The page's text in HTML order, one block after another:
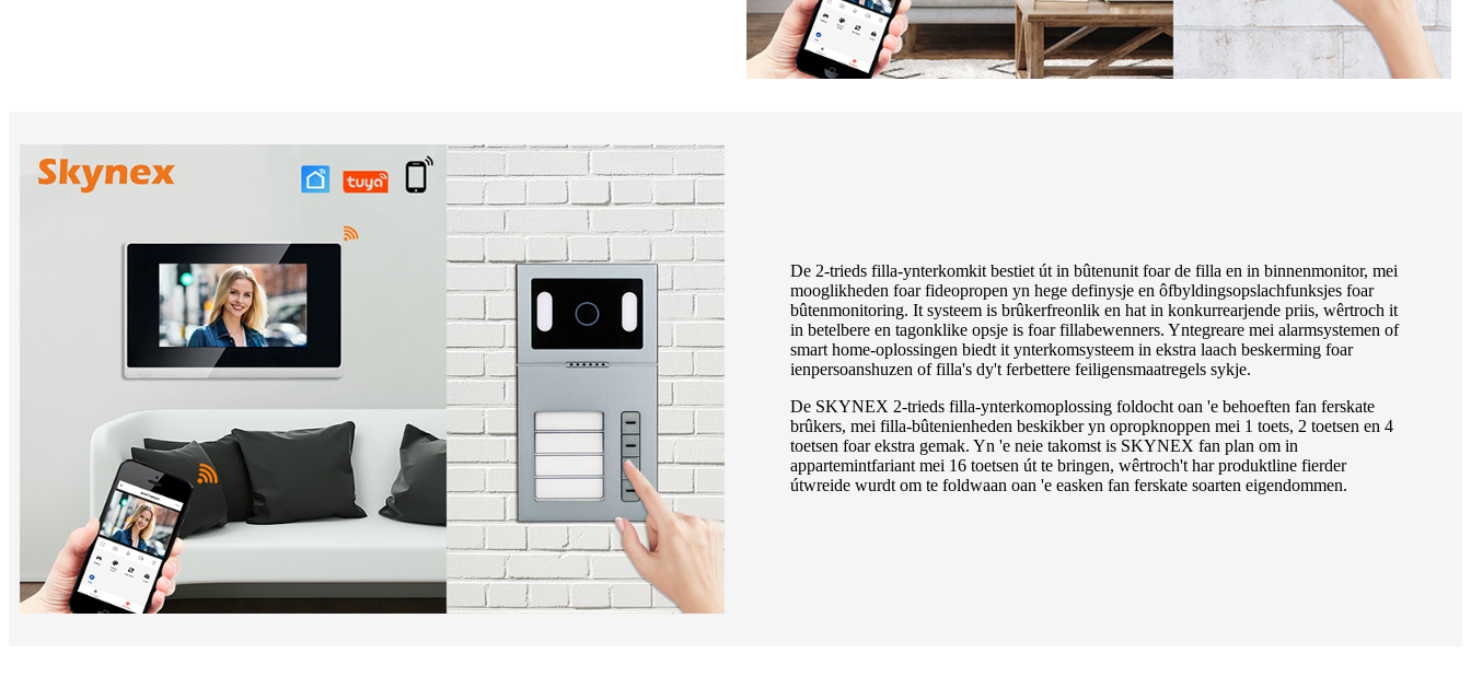
De 2-trieds filla-ynterkomkit bestiet út in bûtenunit foar de filla en in binnenmonitor, mei
mooglikheden foar fideopropen yn hege definysje en ôfbyldingsopslachfunksjes foar
bûtenmonitoring. It systeem is brûkerfreonlik en hat in konkurrearjende priis, wêrtroch it
in betelbere en tagonklike opsje is foar fillabewenners. Yntegreare mei alarmsystemen of
smart home-oplossingen biedt it ynterkomsysteem in ekstra laach beskerming foar
ienpersoanshuzen of filla's dy't ferbettere feiligensmaatregels sykje.
De SKYNEX 2-trieds filla-ynterkomoplossing foldocht oan 'e behoeften fan ferskate
brûkers, mei filla-bûtenienheden beskikber yn opropknoppen mei 1 toets, 2 toetsen en 4
toetsen foar ekstra gemak. Yn 'e neie takomst is SKYNEX fan plan om in
appartemintfariant mei 16 toetsen út te bringen, wêrtroch't har produktline fierder
útwreide wurdt om te foldwaan oan 'e easken fan ferskate soarten eigendommen.